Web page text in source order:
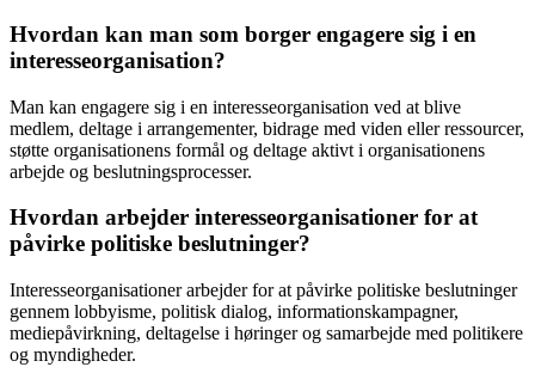
Hvordan kan man som borger engagere sig i en
interesseorganisation?
Man kan engagere sig i en interesseorganisation ved at blive
medlem, deltage i arrangementer, bidrage med viden eller ressourcer,
støtte organisationens formål og deltage aktivt i organisationens
arbejde og beslutningsprocesser.
Hvordan arbejder interesseorganisationer for at
påvirke politiske beslutninger?
Interesseorganisationer arbejder for at påvirke politiske beslutninger
gennem lobbyisme, politisk dialog, informationskampagner,
mediepåvirkning, deltagelse i høringer og samarbejde med politikere
og myndigheder.